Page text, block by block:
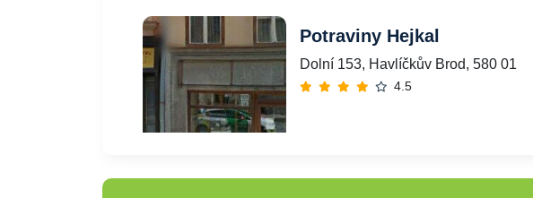
Potraviny Hejkal
Dolní 153, Havlíčkův Brod, 580 01
4.5